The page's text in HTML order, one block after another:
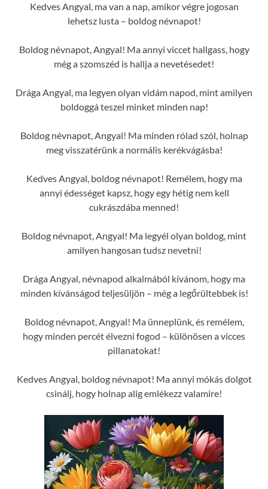
Kedves Angyal, ma van a nap, amikor végre jogosan
lehetsz lusta – boldog névnapot!
Boldog névnapot, Angyal! Ma annyi viccet hallgass, hogy
még a szomszéd is hallja a nevetésedet!
Drága Angyal, ma legyen olyan vidám napod, mint amilyen
boldoggá teszel minket minden nap!
Boldog névnapot, Angyal! Ma minden rólad szól, holnap
meg visszatérünk a normális kerékvágásba!
Kedves Angyal, boldog névnapot! Remélem, hogy ma
annyi édességet kapsz, hogy egy hétig nem kell
cukrászdába menned!
Boldog névnapot, Angyal! Ma legyél olyan boldog, mint
amilyen hangosan tudsz nevetni!
Drága Angyal, névnapod alkalmából kívánom, hogy ma
minden kívánságod teljesüljön – még a legőrültebbek is!
Boldog névnapot, Angyal! Ma ünneplünk, és remélem,
hogy minden percét élvezni fogod – különösen a vicces
pillanatokat!
Kedves Angyal, boldog névnapot! Ma annyi mókás dolgot
csinálj, hogy holnap alig emlékezz valamire!